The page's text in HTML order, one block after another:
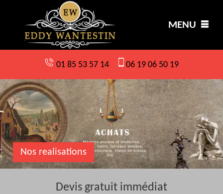
MENU
01 85 53 57 14 06 19 06 50 19
Nos realisations
Devis gratuit immédiat